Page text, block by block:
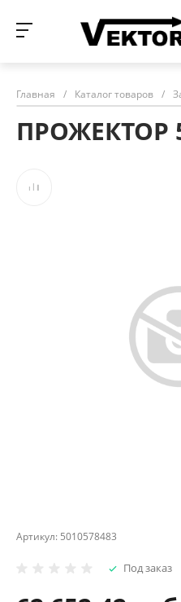
Главная / Каталог товаров /
ПРОЖЕКТОР
Артикул: 5010578483
Под заказ